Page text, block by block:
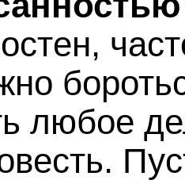
любое